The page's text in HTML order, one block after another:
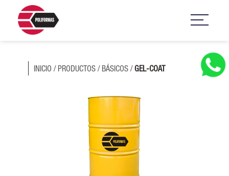
INICIO / PRODUCTOS / BÁSICOS / GEL-COAT